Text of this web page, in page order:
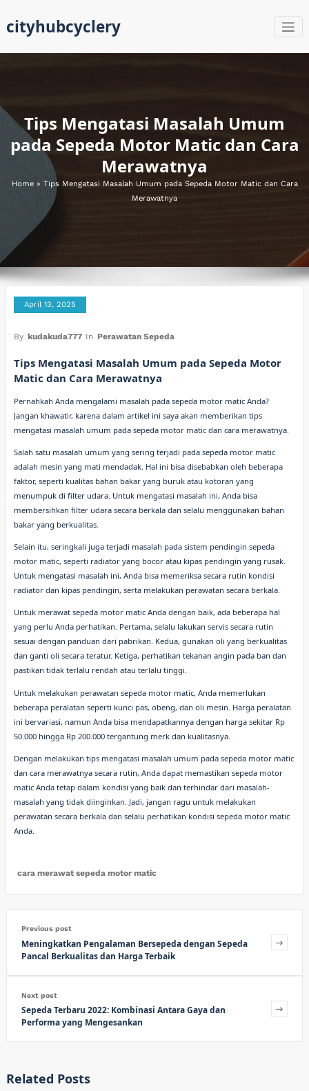
content
cityhubcyclery
Tips Mengatasi Masalah Umum
pada Sepeda Motor Matic dan Cara
Merawatnya
Home» Tips Mengatasi Masalah Umum pada Sepeda Motor Matic dan Cara
Merawatnya
April 13, 2025
By kudakuda777 In Perawatan Sepeda
Tips Mengatasi Masalah Umum pada Sepeda Motor
Matic dan Cara Merawatnya
Pernahkah Anda mengalami masalah pada sepeda motor matic Anda?
Jangan khawatir, karena dalam artikel ini saya akan memberikan tips
mengatasi masalah umum pada sepeda motor matic dan cara merawatnya.
Salah satu masalah umum yang sering terjadi pada sepeda motor matic
adalah mesin yang mati mendadak. Hal ini bisa disebabkan oleh beberapa
faktor, seperti kualitas bahan bakar yang buruk atau kotoran yang
menumpuk di filter udara. Untuk mengatasi masalah ini, Anda bisa
membersihkan filter udara secara berkala dan selalu menggunakan bahan
bakar yang berkualitas.
Selain itu, seringkali juga terjadi masalah pada sistem pendingin sepeda
motor matic, seperti radiator yang bocor atau kipas pendingin yang rusak.
Untuk mengatasi masalah ini, Anda bisa memeriksa secara rutin kondisi
radiator dan kipas pendingin, serta melakukan perawatan secara berkala.
Untuk merawat sepeda motor matic Anda dengan baik, ada beberapa hal
yang perlu Anda perhatikan. Pertama, selalu lakukan servis secara rutin
sesuai dengan panduan dari pabrikan. Kedua, gunakan oli yang berkualitas
dan ganti oli secara teratur. Ketiga, perhatikan tekanan angin pada ban dan
pastikan tidak terlalu rendah atau terlalu tinggi.
Untuk melakukan perawatan sepeda motor matic, Anda memerlukan
beberapa peralatan seperti kunci pas, obeng, dan oli mesin. Harga peralatan
ini bervariasi, namun Anda bisa mendapatkannya dengan harga sekitar Rp
50.000 hingga Rp 200.000 tergantung merk dan kualitasnya.
Dengan melakukan tips mengatasi masalah umum pada sepeda motor matic
dan cara merawatnya secara rutin, Anda dapat memastikan sepeda motor
matic Anda tetap dalam kondisi yang baik dan terhindar dari masalah-
masalah yang tidak diinginkan. Jadi, jangan ragu untuk melakukan
perawatan secara berkala dan selalu perhatikan kondisi sepeda motor matic
Anda.
cara merawat sepeda motor matic
Previous post
Meningkatkan Pengalaman Bersepeda dengan Sepeda
Pancal Berkualitas dan Harga Terbaik
Next post
Sepeda Terbaru 2022: Kombinasi Antara Gaya dan
Performa yang Mengesankan
Related Posts